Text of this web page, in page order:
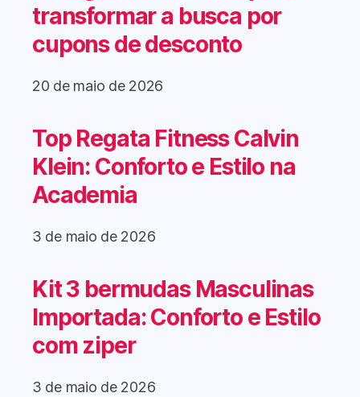
transformar a busca por
cupons de desconto
20 de maio de 2026
Top Regata Fitness Calvin
Klein: Conforto e Estilo na
Academia
3 de maio de 2026
Kit 3 bermudas Masculinas
Importada: Conforto e Estilo
com ziper
3 de maio de 2026